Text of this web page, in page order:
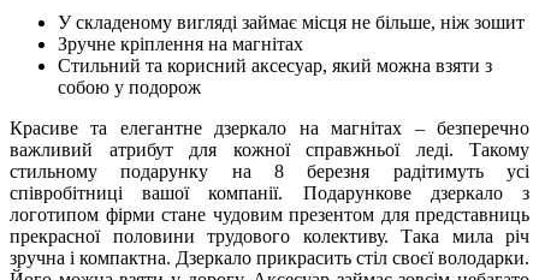
У складеному вигляді займає місця не більше, ніж зошит
Зручне кріплення на магнітах
Стильний та корисний аксесуар, який можна взяти з
собою у подорож
Красиве та елегантне дзеркало на магнітах – безперечно
важливий атрибут для кожної справжньої леді. Такому
стильному подарунку на 8 березня радітимуть усі
співробітниці вашої компанії. Подарункове дзеркало з
логотипом фірми стане чудовим презентом для представниць
прекрасної половини трудового колективу. Така мила річ
зручна і компактна. Дзеркало прикрасить стіл своєї володарки.